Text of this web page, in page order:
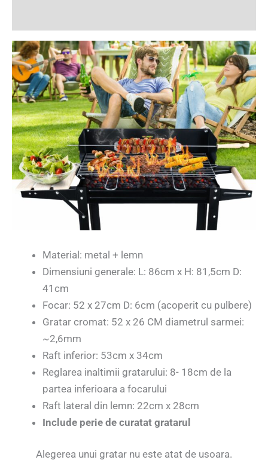
Material: metal + lemn
Dimensiuni generale: L: 86cm x H: 81,5cm D:
41cm
Focar: 52 x 27cm D: 6cm (acoperit cu pulbere)
Gratar cromat: 52 x 26 CM diametrul sarmei:
~2,6mm
Raft inferior: 53cm x 34cm
Reglarea inaltimii gratarului: 8- 18cm de la
partea inferioara a focarului
Raft lateral din lemn: 22cm x 28cm
Include perie de curatat gratarul
Alegerea unui gratar nu este atat de usoara.